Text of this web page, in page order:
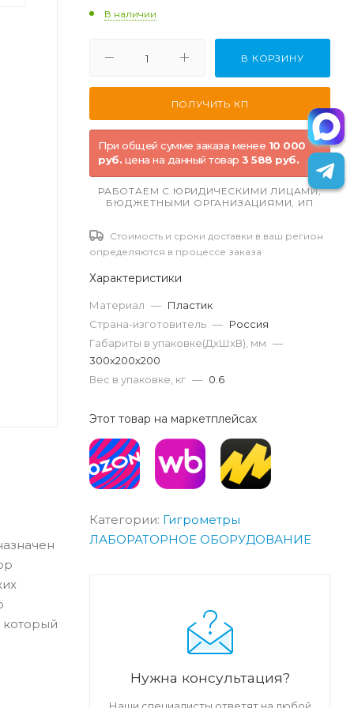
который
В наличии
В КОРЗИНУ
При общей сумме заказа менее 10 000
руб. цена на данный товар 3 588 руб.
РАБОТАЕМ С ЮРИДИЧЕСКИМИ ЛИЦАМИ,
БЮДЖЕТНЫМИ ОРГАНИЗАЦИЯМИ, ИП
Стоимость и сроки доставки в ваш регион
определяются в процессе заказа
Характеристики
Материал — Пластик
Страна-изготовитель — Россия
Габариты в упаковке(ДxШxВ), мм —
300х200х200
Вес в упаковке, кг — 0.6
Этот товар на маркетплейсах
Категории: Гигрометры
ЛАБОРАТОРНОЕ ОБОРУДОВАНИЕ
Нужна консультация?